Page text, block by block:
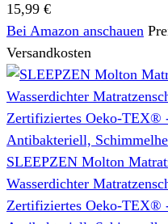
15,99 €
Bei Amazon anschauen
Versandkosten
SLEEPZEN Molton
Wasserdichter
Zertifiziertes Oeko-TEX®